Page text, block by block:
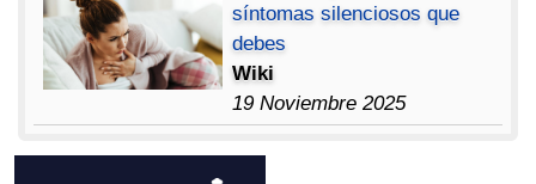
síntomas silenciosos que
debes
Wiki
19 Noviembre 2025